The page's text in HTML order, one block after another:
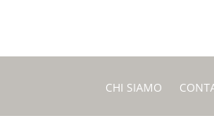
CHI SIAMO